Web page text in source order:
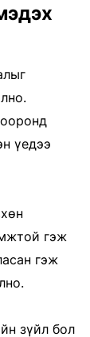
үедээ
гэж
гэж
зүйл бол